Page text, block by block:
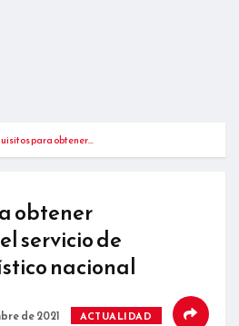
para obtener…
obtener
servicio de
nacional
de 2021 ACTUALIDAD